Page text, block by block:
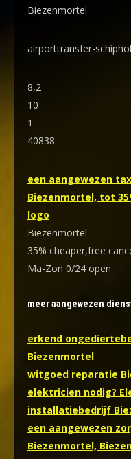
Biezenmortel
airporttransfer-
8,2
10
1
40838
een aangewezen
Biezenmortel, tot
logo
Biezenmortel
35% cheaper,free
Ma-Zon 0/24 open
meer aangewezen
erkend
Biezenmortel
witgoed reparatie
elektricien nodig?
installatiebedrijf
een aangewezen
Biezenmortel,